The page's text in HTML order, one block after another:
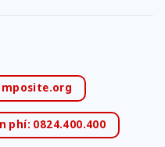
phí: 0824.400.400